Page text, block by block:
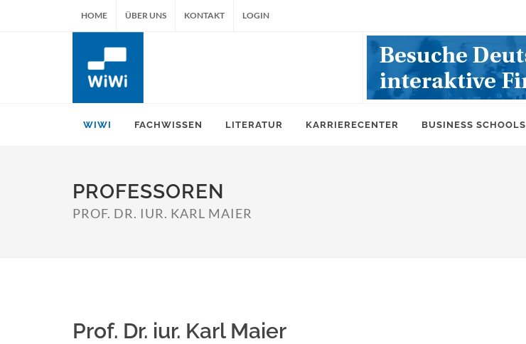
HOME ÜBER UNS KONTAKT LOGIN
WIWI FACHWISSEN LITERATUR KARRIERECENTER BUSINESS SCHOOLS
PROFESSOREN
PROF. DR. IUR. KARL MAIER
Prof. Dr. iur. Karl Maier